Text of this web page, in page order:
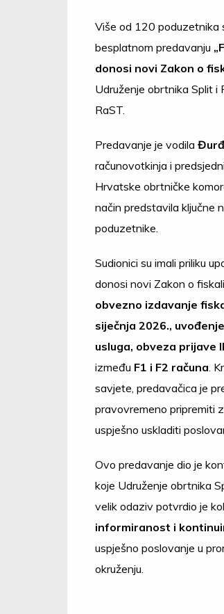
Više od 120 poduzetnika
besplatnom predavanju
donosi novi Zakon o
Udruženje obrtnika Split i
RaST.
Predavanje je vodila
računovotkinja i
Hrvatske obrtničke
način predstavila ključne
poduzetnike.
Sudionici su imali priliku
donosi novi Zakon o
obvezno izdavanje
siječnja 2026.,
usluga, obveza prijave
između F1 i F2 računa.
savjete, predavačica je
pravovremeno pripremiti
uspješno uskladiti
Ovo predavanje dio je
koje Udruženje obrtnika
velik odaziv potvrdio je
informiranost i
uspješno poslovanje u
okruženju.